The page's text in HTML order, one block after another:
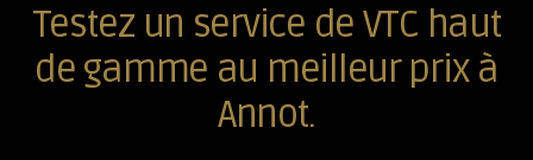
Testez un service de VTC haut
de gamme au meilleur prix à
Annot.